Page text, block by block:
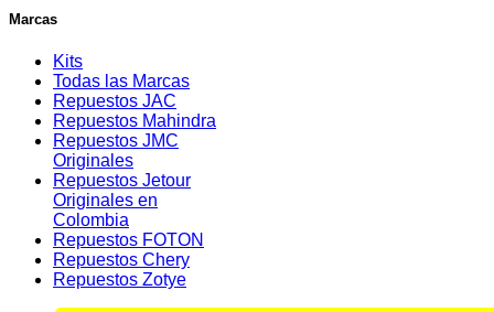
Marcas
Kits
Todas las Marcas
Repuestos JAC
Repuestos Mahindra
Repuestos JMC
Originales
Repuestos Jetour
Originales en
Colombia
Repuestos FOTON
Repuestos Chery
Repuestos Zotye